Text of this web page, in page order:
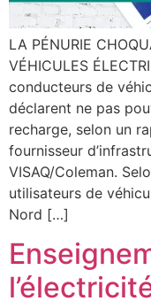
LA PÉNURIE
VÉHICULES
conducteurs de
déclarent ne pas
recharge, selon un
fournisseur
VISAQ/Coleman.
utilisateurs de
Nord […]